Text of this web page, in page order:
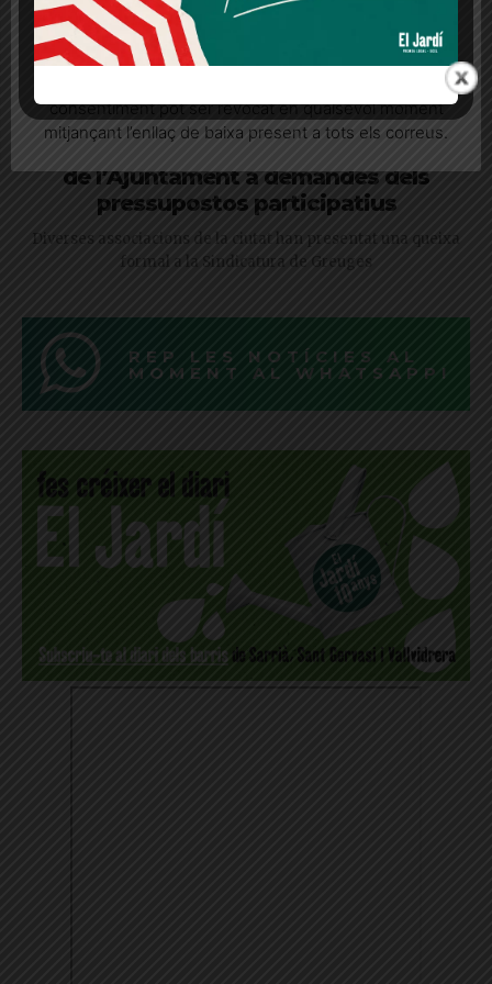
Entitats veïnals denuncien el bloqueig
de l’Ajuntament a demandes dels
pressupostos participatius
Diverses associacions de la ciutat han presentat una queixa
formal a la Sindicatura de Greuges
REP LES NOTÍCIES AL
MOMENT AL WHATSAPP!
Quan l’usuari crea un compte al Diari el Jardí, dona el
seu consentiment explícit per rebre comunicacions
consentiment pot ser revocat en qualsevol moment
mitjançant l’enllaç de baixa present a tots els correus.